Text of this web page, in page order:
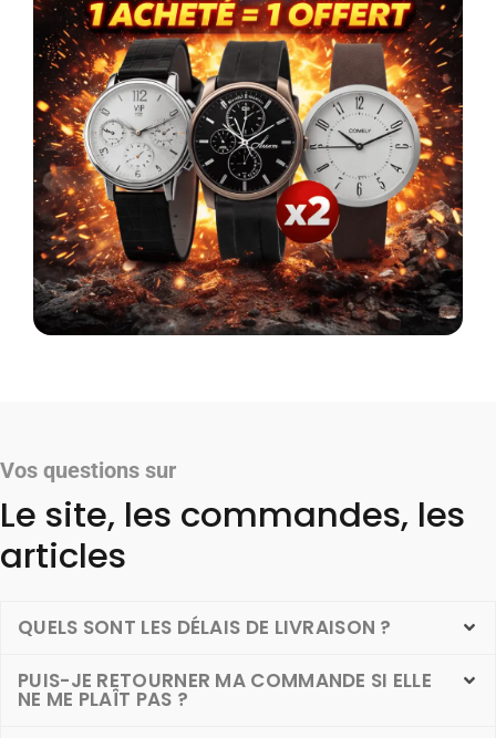
Vos questions sur
Le site, les commandes, les
articles
QUELS SONT LES DÉLAIS DE LIVRAISON ?
PUIS-JE RETOURNER MA COMMANDE SI ELLE
NE ME PLAÎT PAS ?